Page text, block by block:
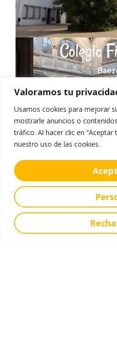
Valoramos tu
Usamos cookies para mejorar
mostrarle anuncios o
tráfico. Al hacer clic en
nuestro uso de las cookies.
Colegio